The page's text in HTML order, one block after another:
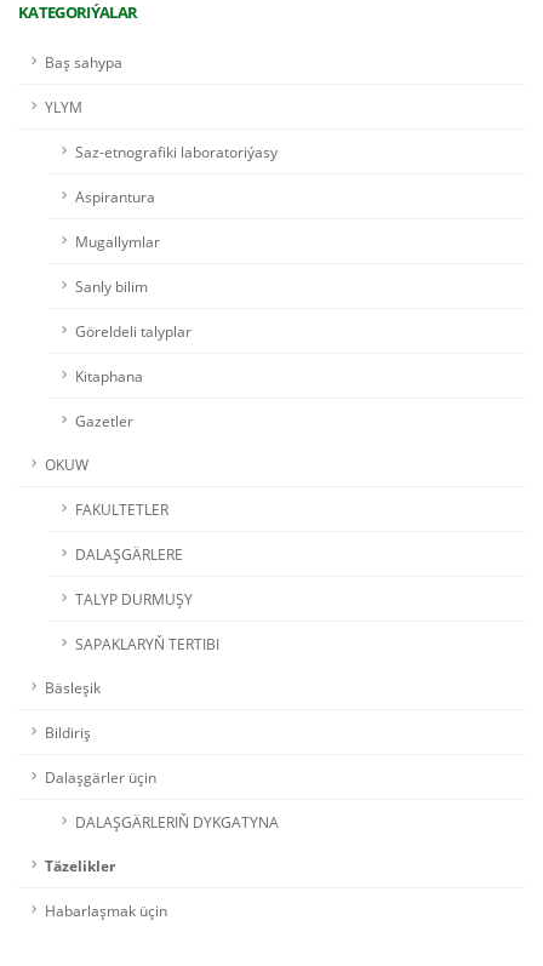
KATEGORIÝALAR
Baş sahypa
YLYM
Saz-etnografiki laboratoriýasy
Aspirantura
Mugallymlar
Sanly bilim
Göreldeli talyplar
Kitaphana
Gazetler
OKUW
FAKULTETLER
DALAŞGÄRLERE
TALYP DURMUŞY
SAPAKLARYŇ TERTIBI
Bäsleşik
Bildiriş
Dalaşgärler üçin
DALAŞGÄRLERIŇ DYKGATYNA
Täzelikler
Habarlaşmak üçin